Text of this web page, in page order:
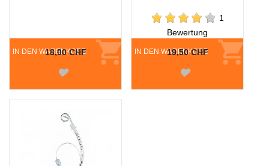
IN DEN WARENKORB
18,00 CHF IN DEN WARENKORB
19,50 CHF
1
Bewertung